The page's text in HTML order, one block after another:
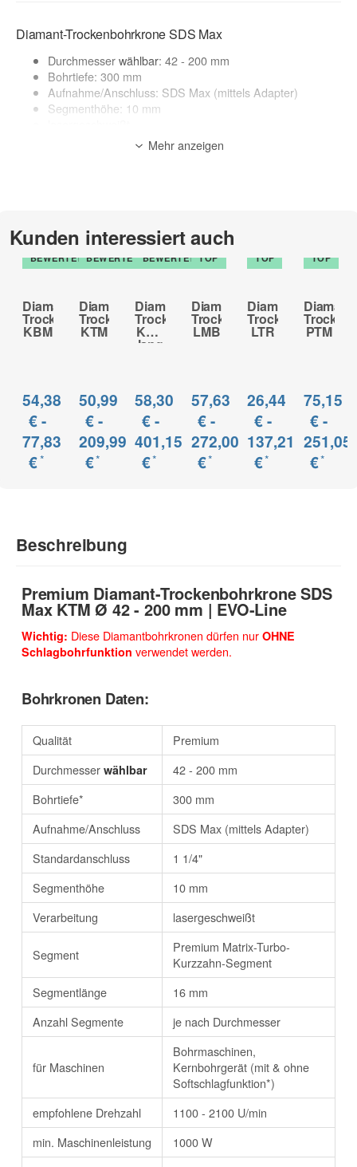
Diamant-Trockenbohrkrone SDS Max
Durchmesserwählbar: 42 - 200 mm
Bohrtiefe: 300 mm
Aufnahme/Anschluss: SDS Max (mittels Adapter)
Segmenthöhe: 10 mm
Segmentierung: Premium Matrix-Turbo-Kurzzahn-
Anwendungsbereich:
Altbeton*, Beton leicht armiert*, Waschbeton*, Beton*,
Schamotte, Klinker (hart), Kalksandstein hochverdichtet,
Kalksandstein, Ziegel (mittelhart), Mauerwerk (mittelhart)
zur Beschreibung
Mehr anzeigen
Kunden interessiert auch
TOP
BEWERTET
Diamant-
Trockenbohrkrone
KBM
54,38
€ -
77,83
€*
TOP
BEWERTET
Diamant-
Trockenbohrkrone
KTM
50,99
€ -
209,99
€*
TOP
BEWERTET
Diamant-
Trockenbohrkrone
KTM
lang
58,30
€ -
401,15
€*
TOP
Diamant-
Trockenbohrkrone
LMB
57,63
€ -
272,00
€*
TOP
Diamant-
LTR
26,44
€ -
137,21
€*
TOP
Diamant-
PTM
75,15
€ -
251,05
€*
Beschreibung
Premium Diamant-Trockenbohrkrone SDS
Max KTM Ø 42 - 200 mm | EVO-Line
Wichtig: Diese Diamantbohrkronen dürfen nur OHNE
Schlagbohrfunktion verwendet werden.
Bohrkronen Daten:
Qualität
Premium
Durchmesser wählbar
42 - 200 mm
Bohrtiefe*
300 mm
Aufnahme/Anschluss
SDS Max (mittels Adapter)
Standardanschluss
1 1/4"
Segmenthöhe
10 mm
Verarbeitung
lasergeschweißt
Segment
Premium Matrix-Turbo-
Kurzzahn-Segment
Segmentlänge
16 mm
Anzahl Segmente
je nach Durchmesser
für Maschinen
Bohrmaschinen,
Kernbohrgerät (mit & ohne
Softschlagfunktion*)
empfohlene Drehzahl
1100 - 2100 U/min
min. Maschinenleistung
1000 W